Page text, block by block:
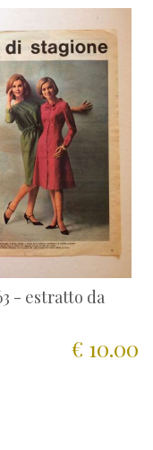
- estratto da
€ 10.00